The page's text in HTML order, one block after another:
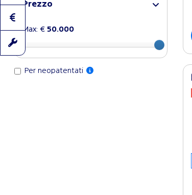
Prezzo
Max: € 50.000
Per neopatentati